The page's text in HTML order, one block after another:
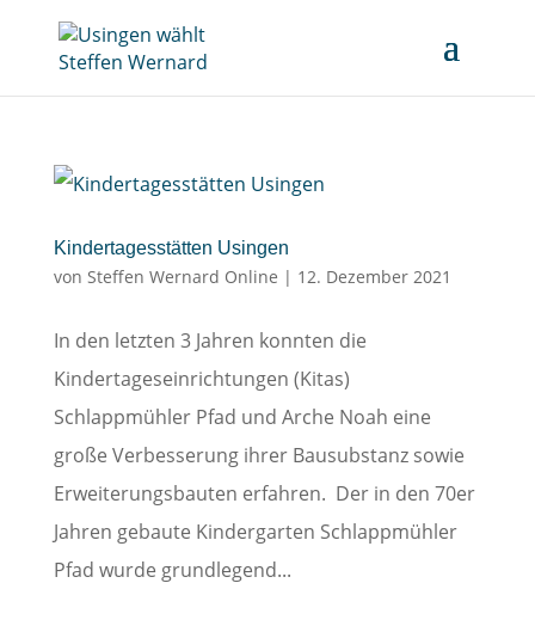
Kindertagesstätten Usingen
von Steffen Wernard Online | 12. Dezember 2021
In den letzten 3 Jahren konnten die
Kindertageseinrichtungen (Kitas)
Schlappmühler Pfad und Arche Noah eine
große Verbesserung ihrer Bausubstanz sowie
Erweiterungsbauten erfahren. Der in den 70er
Jahren gebaute Kindergarten Schlappmühler
Pfad wurde grundlegend...